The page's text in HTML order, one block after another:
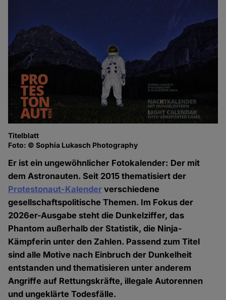
Titelblatt
Foto: © Sophia Lukasch Photography
Er ist ein ungewöhnlicher Fotokalender: Der mit
dem Astronauten. Seit 2015 thematisiert der
Protestonaut-Kalender verschiedene
gesellschaftspolitische Themen. Im Fokus der
2026er-Ausgabe steht die Dunkelziffer, das
Phantom außerhalb der Statistik, die Ninja-
Kämpferin unter den Zahlen. Passend zum Titel
sind alle Motive nach Einbruch der Dunkelheit
entstanden und thematisieren unter anderem
Angriffe auf Rettungskräfte, illegale Autorennen
und ungeklärte Todesfälle.